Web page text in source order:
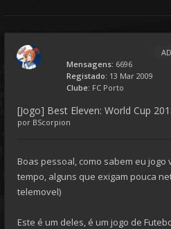
Mensagens: 6696
Registado: 13 Mar 2009
Clube: FC Porto
[Jogo] Best Eleven: World Cup
por BScorpion
Boas pessoal, como sabem eu
tempo, alguns que exigam pouca
telemovel)
Este é um deles, é um jogo de